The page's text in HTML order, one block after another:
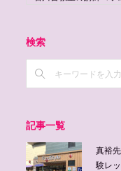
検索
記事一覧
真裕
験レ